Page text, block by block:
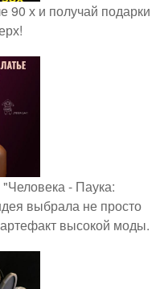
90 х и получай подарки
- Паука:
выбрала не просто
высокой моды.